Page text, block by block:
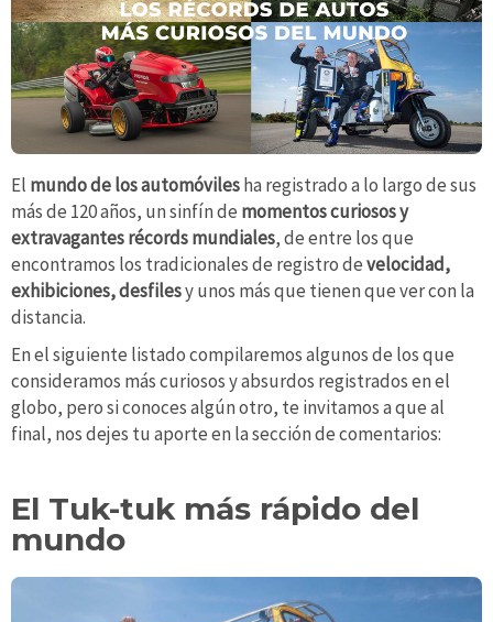
El mundo de los automóvilesha registrado a lo largo de sus
más de 120 años, un sinfín de momentos curiosos y
extravagantes récords mundiales, de entre los que
encontramos los tradicionales de registro develocidad,
exhibiciones, desfilesy unos más que tienen que ver con la
distancia.
En el siguiente listado compilaremos algunos de los que
consideramos más curiosos y absurdos registrados en el
globo, pero si conoces algún otro, te invitamos a que al
final, nos dejes tu aporte en la sección de comentarios:
El Tuk-tuk más rápido del
mundo